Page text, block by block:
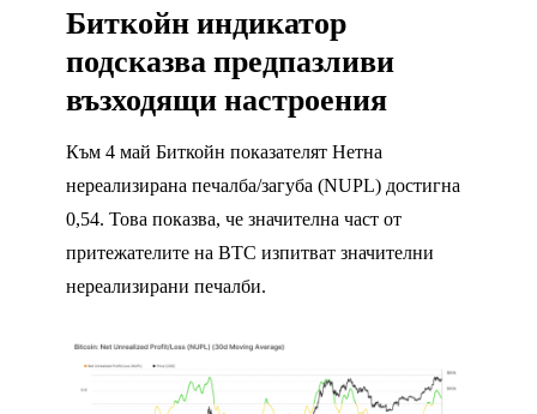
Биткойн индикатор
подсказва предпазливи
възходящи настроения
Към 4 май Биткойн показателят Нетна
нереализирана печалба/загуба (NUPL) достигна
0,54. Това показва, че значителна част от
притежателите на BTC изпитват значителни
нереализирани печалби.